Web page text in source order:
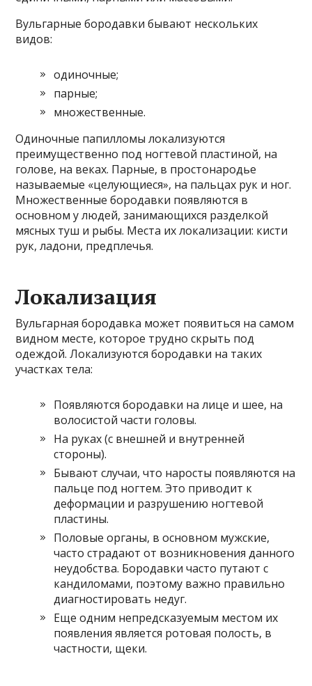
Вульгарные бородавки бывают нескольких
видов:
одиночные;
парные;
множественные.
Одиночные папилломы локализуются
преимущественно под ногтевой пластиной, на
голове, на веках. Парные, в простонародье
называемые «целующиеся», на пальцах рук и ног.
Множественные бородавки появляются в
основном у людей, занимающихся разделкой
мясных туш и рыбы. Места их локализации: кисти
рук, ладони, предплечья.
Локализация
Вульгарная бородавка может появиться на самом
видном месте, которое трудно скрыть под
одеждой. Локализуются бородавки на таких
участках тела:
Появляются бородавки на лице и шее, на
волосистой части головы.
На руках (с внешней и внутренней
стороны).
Бывают случаи, что наросты появляются на
пальце под ногтем. Это приводит к
деформации и разрушению ногтевой
пластины.
Половые органы, в основном мужские,
часто страдают от возникновения данного
неудобства. Бородавки часто путают с
кандиломами, поэтому важно правильно
диагностировать недуг.
Еще одним непредсказуемым местом их
появления является ротовая полость, в
частности, щеки.